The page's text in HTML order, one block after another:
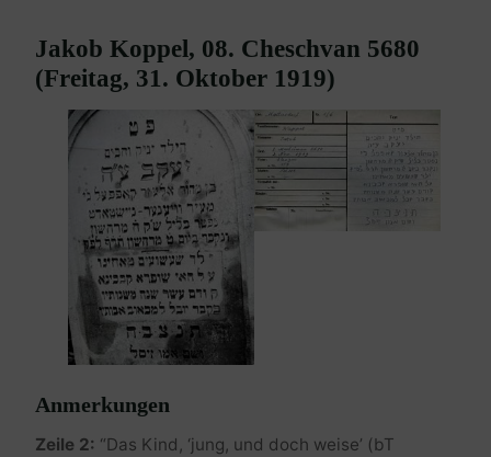
Jakob Koppel, 08. Cheschvan 5680
(Freitag, 31. Oktober 1919)
Anmerkungen
Zeile 2: “Das Kind, ‘jung, und doch weise’ (bT